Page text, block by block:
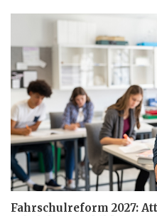
Fahrschulreform 2027: